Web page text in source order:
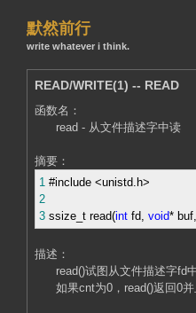
默然前行
write whatever i think.
READ/WRITE(1) -- READ
函数名：
read - 从文件描述字中读
摘要：
1 #include <unistd.h>
2
3 ssize_t read(int fd, void*
描述：
read()试图从文件描述字fd中
如果cnt为0，read()返回0并